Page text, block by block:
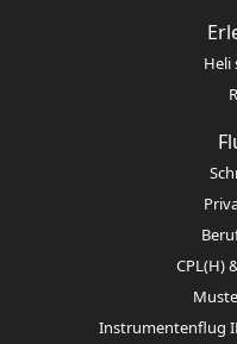
Heli
CPL(H)
Instrumentenflug